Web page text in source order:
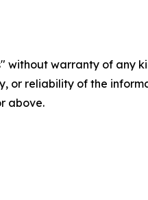
without warranty of
or reliability of the
above.